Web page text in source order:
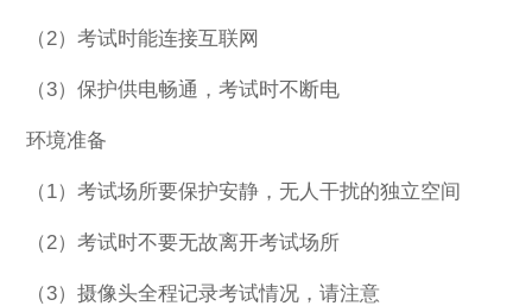
（2）考试时能连接互联网
（3）保护供电畅通，考试时不断电
环境准备
（1）考试场所要保护安静，无人干扰的独立空间
（2）考试时不要无故离开考试场所
（3）摄像头全程记录考试情况，请注意